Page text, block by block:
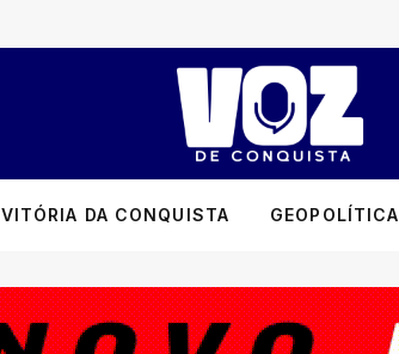
VITÓRIA DA CONQUISTA GEOPOLÍTICA